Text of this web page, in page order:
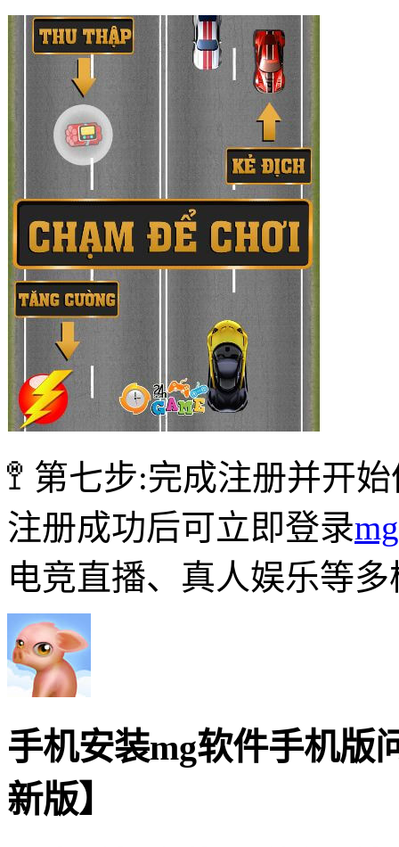
🚏 第七步:完成注册并开
注册成功后可立即登录
电竞直播、真人娱乐等
手机安装mg软件手机版
新版】